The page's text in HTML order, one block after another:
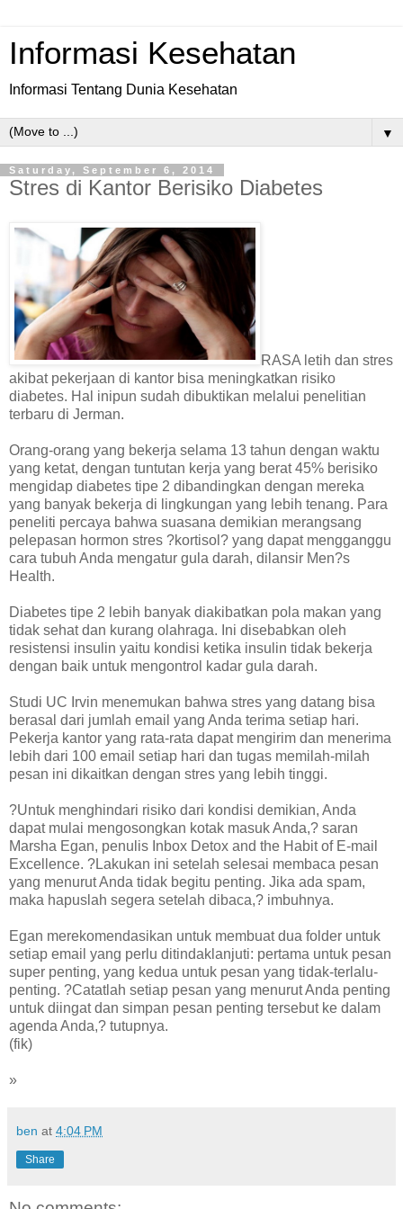
Informasi Kesehatan
Informasi Tentang Dunia Kesehatan
▼
Saturday, September 6, 2014
Stres di Kantor Berisiko Diabetes
RASA letih dan stres
akibat pekerjaan di kantor bisa meningkatkan risiko
diabetes. Hal inipun sudah dibuktikan melalui penelitian
terbaru di Jerman.
Orang-orang yang bekerja selama 13 tahun dengan waktu
yang ketat, dengan tuntutan kerja yang berat 45% berisiko
mengidap diabetes tipe 2 dibandingkan dengan mereka
yang banyak bekerja di lingkungan yang lebih tenang. Para
peneliti percaya bahwa suasana demikian merangsang
pelepasan hormon stres ?kortisol? yang dapat mengganggu
cara tubuh Anda mengatur gula darah, dilansir Men?s
Health.
Diabetes tipe 2 lebih banyak diakibatkan pola makan yang
tidak sehat dan kurang olahraga. Ini disebabkan oleh
resistensi insulin yaitu kondisi ketika insulin tidak bekerja
dengan baik untuk mengontrol kadar gula darah.
Studi UC Irvin menemukan bahwa stres yang datang bisa
berasal dari jumlah email yang Anda terima setiap hari.
Pekerja kantor yang rata-rata dapat mengirim dan menerima
lebih dari 100 email setiap hari dan tugas memilah-milah
pesan ini dikaitkan dengan stres yang lebih tinggi.
?Untuk menghindari risiko dari kondisi demikian, Anda
dapat mulai mengosongkan kotak masuk Anda,? saran
Marsha Egan, penulis Inbox Detox and the Habit of E-mail
Excellence. ?Lakukan ini setelah selesai membaca pesan
yang menurut Anda tidak begitu penting. Jika ada spam,
maka hapuslah segera setelah dibaca,? imbuhnya.
Egan merekomendasikan untuk membuat dua folder untuk
setiap email yang perlu ditindaklanjuti: pertama untuk pesan
super penting, yang kedua untuk pesan yang tidak-terlalu-
penting. ?Catatlah setiap pesan yang menurut Anda penting
untuk diingat dan simpan pesan penting tersebut ke dalam
agenda Anda,? tutupnya.
(fik)
»
ben at 4:04 PM
Share